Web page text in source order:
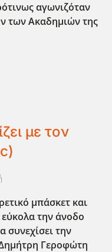
αγωνιζόταν
των Ακαδημιών της
με τον
μπάσκετ και
την άνοδο
συνεχίσει την
Γεροφώτη